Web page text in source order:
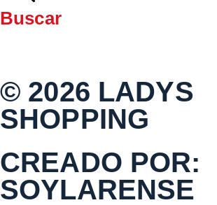
Buscar
© 2026 LADYS
SHOPPING
CREADO POR:
SOYLARENSE